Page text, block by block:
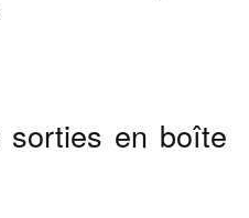
sorties en boîte